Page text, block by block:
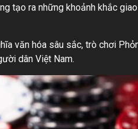
tạo ra những khoảnh khắc
văn hóa sâu sắc, trò chơi
dân Việt Nam.